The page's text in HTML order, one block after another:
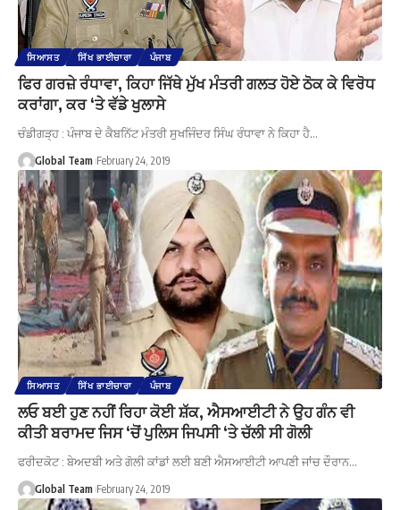
ਸਿਆਸਤ ਸਿੱਖ ਭਾਈਚਾਰਾ ਪੰਜਾਬ
ਫਿਰ ਗਰਜ਼ੇ ਰੰਧਾਵਾ, ਕਿਹਾ ਜਿੱਥੇ ਮੁੱਖ ਮੰਤਰੀ ਗਲਤ ਹੋਏ ਠੋਕ ਕੇ ਵਿਰੋਧ
ਕਰਾਂਗਾ, ਕਰ ‘ਤੇ ਵੱਡੇ ਖੁਲਾਸੇ
ਚੰਡੀਗੜ੍ਹ : ਪੰਜਾਬ ਦੇ ਕੈਬਨਿੱਟ ਮੰਤਰੀ ਸੁਖਜਿੰਦਰ ਸਿੰਘ ਰੰਧਾਵਾ ਨੇ ਕਿਹਾ ਹੈ…
Global Team February 24, 2019
ਸਿਆਸਤ ਸਿੱਖ ਭਾਈਚਾਰਾ ਪੰਜਾਬ
ਲਓ ਬਈ ਹੁਣ ਨਹੀਂ ਰਿਹਾ ਕੋਈ ਸ਼ੱਕ, ਐਸਆਈਟੀ ਨੇ ਉਹ ਗੰਨ ਵੀ
ਕੀਤੀ ਬਰਾਮਦ ਜਿਸ ‘ਚੋਂ ਪੁਲਿਸ ਜਿਪਸੀ ‘ਤੇ ਚੱਲੀ ਸੀ ਗੋਲੀ
ਫਰੀਦਕੋਟ : ਬੇਅਦਬੀ ਅਤੇ ਗੋਲੀ ਕਾਂਡਾਂ ਲਈ ਬਣੀ ਐਸਆਈਟੀ ਆਪਣੀ ਜਾਂਚ ਦੌਰਾਨ…
Global Team February 24, 2019